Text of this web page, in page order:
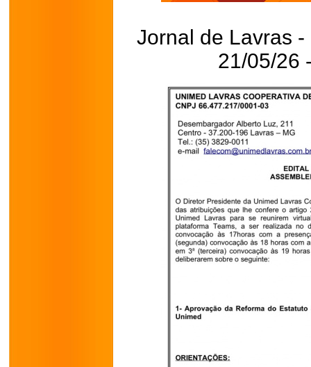
Jornal de Lavras
21/05/26